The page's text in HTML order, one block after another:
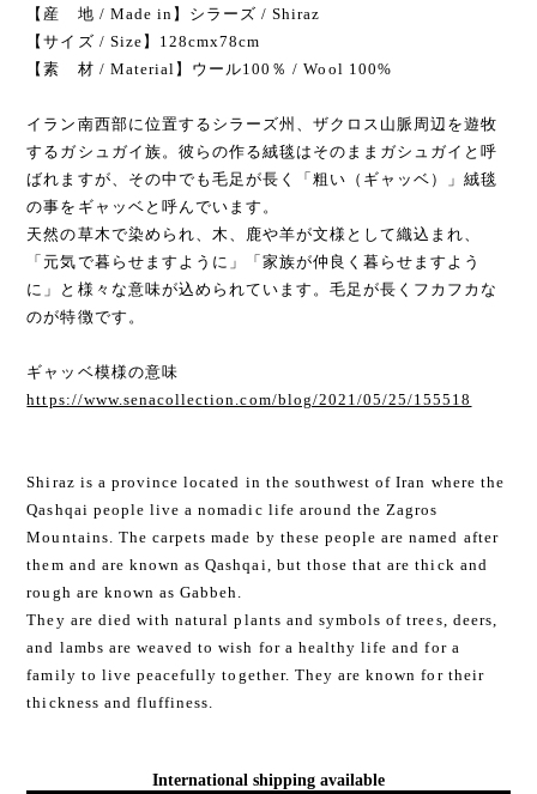
【産 地 / Made in】シラーズ / Shiraz
【サイズ / Size】128cmx78cm
【素 材 / Material】ウール100％ / Wool 100%
イラン南西部に位置するシラーズ州、ザクロス山脈周辺を遊牧
するガシュガイ族。彼らの作る絨毯はそのままガシュガイと呼
ばれますが、その中でも毛足が長く「粗い（ギャッベ）」絨毯
の事をギャッベと呼んでいます。
天然の草木で染められ、木、鹿や羊が文様として織込まれ、
「元気で暮らせますように」「家族が仲良く暮らせますよう
に」と様々な意味が込められています。毛足が長くフカフカな
のが特徴です。
ギャッベ模様の意味
https://www.senacollection.com/blog/2021/05/25/155518
Shiraz is a province located in the southwest of Iran where the
Qashqai people live a nomadic life around the Zagros
Mountains. The carpets made by these people are named after
them and are known as Qashqai, but those that are thick and
rough are known as Gabbeh.
They are died with natural plants and symbols of trees, deers,
and lambs are weaved to wish for a healthy life and for a
family to live peacefully together. They are known for their
thickness and fluffiness.
International shipping available